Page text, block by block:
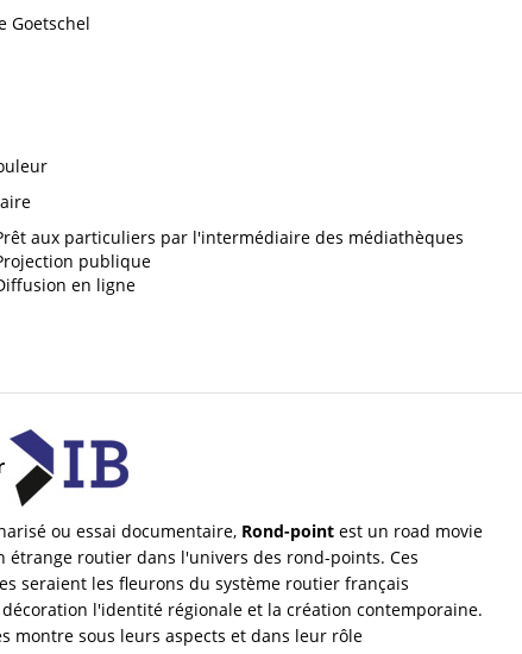
Goetschel
aux particuliers par l'intermédiaire des médiathèques
publique
en ligne
ou essai documentaire, Rond-point est un road movie
étrange routier dans l'univers des rond-points. Ces
seraient les fleurons du système routier français
l'identité régionale et la création contemporaine.
montre sous leurs aspects et dans leur rôle